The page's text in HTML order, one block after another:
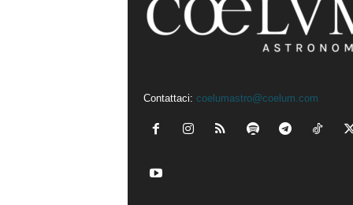
Contattaci: coelumastro@coelum.com